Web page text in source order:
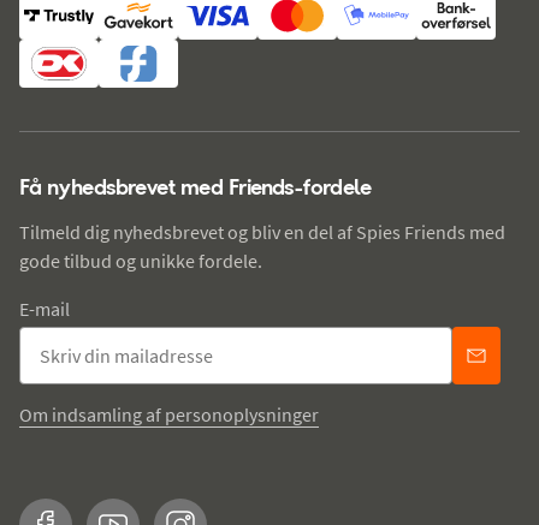
Få nyhedsbrevet med Friends-fordele
Tilmeld dig nyhedsbrevet og bliv en del af Spies Friends med
gode tilbud og unikke fordele.
E-mail
Om indsamling af personoplysninger